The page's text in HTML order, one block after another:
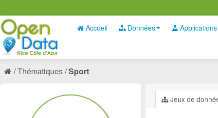
Accueil Données Applications
Thématiques Sport
Jeux de